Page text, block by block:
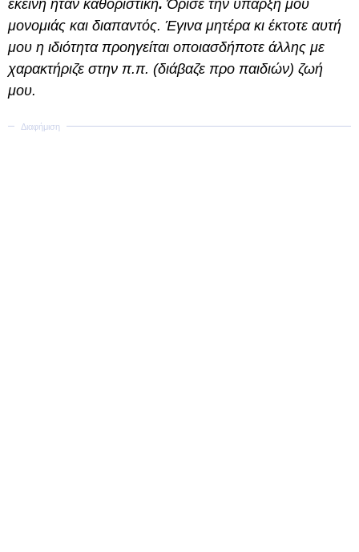
εκείνη ήταν καθοριστική. Όρισε την ύπαρξη μου
μονομιάς και διαπαντός. Έγινα μητέρα κι έκτοτε αυτή
μου η ιδιότητα προηγείται οποιασδήποτε άλλης με
χαρακτήριζε στην π.π. (διάβαζε προ παιδιών) ζωή
μου.